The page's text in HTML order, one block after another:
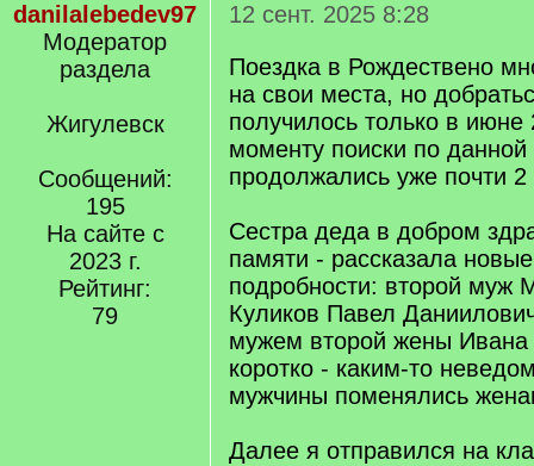
danilalebedev97
Модератор
раздела
Жигулевск
Сообщений:
195
На сайте с
2023 г.
Рейтинг:
79
12 сент. 2025 8:28
Поездка в Рождествено
на свои места, но
получилось только в июне
моменту поиски по данной
продолжались уже почти 2
Сестра деда в добром
памяти - рассказала
подробности: второй муж
Куликов Павел
мужем второй жены
коротко - каким-то
мужчины поменялись
Далее я отправился на